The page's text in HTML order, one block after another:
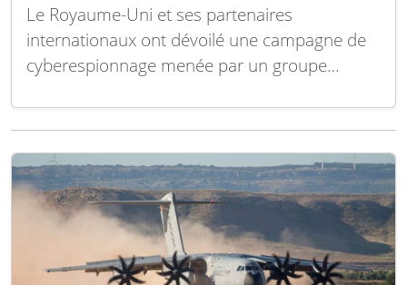
Le Royaume-Uni et ses partenaires
internationaux ont dévoilé une campagne de
cyberespionnage menée par un groupe
technique dite « zéro-clic » pour dérober des
a annoncé le Centre national de cybersécurité
britannique (NCSC). Le NCSC, intégré au
GCHQ, en…Lire la suite